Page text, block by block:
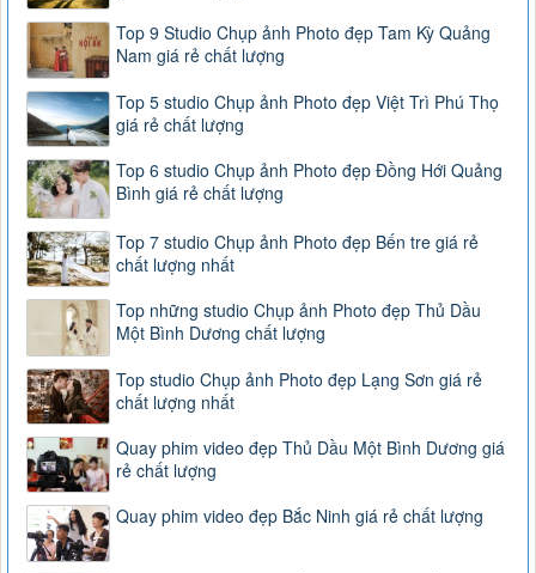
Top 9 Studio Chụp ảnh Photo đẹp Tam Kỳ Quảng
Nam giá rẻ chất lượng
Top 5 studio Chụp ảnh Photo đẹp Việt Trì Phú Thọ
giá rẻ chất lượng
Top 6 studio Chụp ảnh Photo đẹp Đồng Hới Quảng
Bình giá rẻ chất lượng
Top 7 studio Chụp ảnh Photo đẹp Bến tre giá rẻ
chất lượng nhất
Top những studio Chụp ảnh Photo đẹp Thủ Dầu
Một Bình Dương chất lượng
Top studio Chụp ảnh Photo đẹp Lạng Sơn giá rẻ
chất lượng nhất
Quay phim video đẹp Thủ Dầu Một Bình Dương giá
rẻ chất lượng
Quay phim video đẹp Bắc Ninh giá rẻ chất lượng